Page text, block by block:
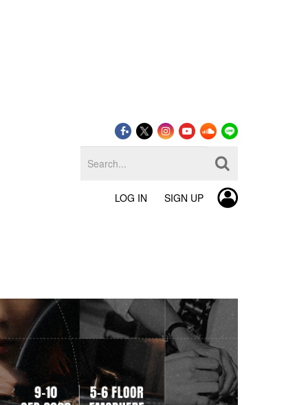
LOG IN SIGN UP